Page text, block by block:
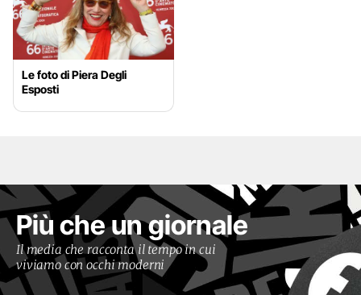
Le foto di Piera Degli
Esposti
Più che un giornale
Il media che racconta il tempo in cui
viviamo con occhi moderni